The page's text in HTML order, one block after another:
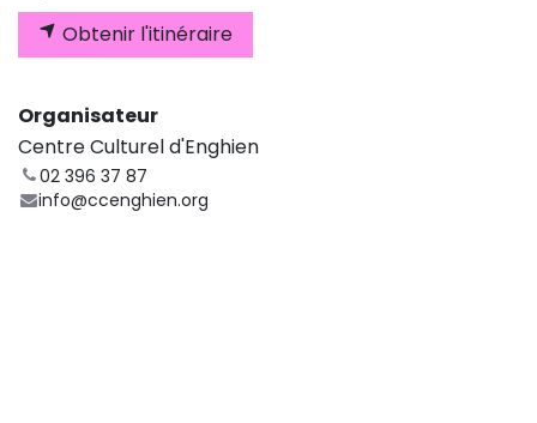
Obtenir l'itinéraire
Organisateur
Centre Culturel d'Enghien
02 396 37 87
info@ccenghien.org